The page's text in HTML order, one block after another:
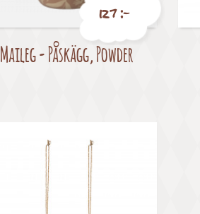
Pris
127 :-
Maileg - Påskägg, Powder